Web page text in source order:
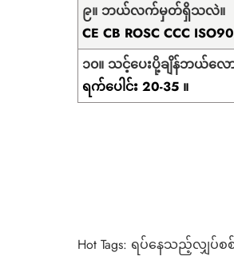
၉။ ဘယ်လက်မှတ်ရှိသလဲ။
CE CB ROSC CCC
၁၀။ သင့်ပေးပို့ချိန်ဘယ်လ
ရက်ပေါင်း 20-35 ။
Hot Tags: ရပ်နေသည့်လျှ